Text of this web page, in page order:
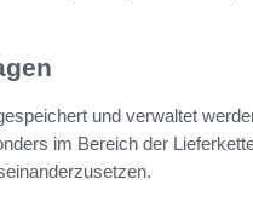
und verwaltet
im Bereich der